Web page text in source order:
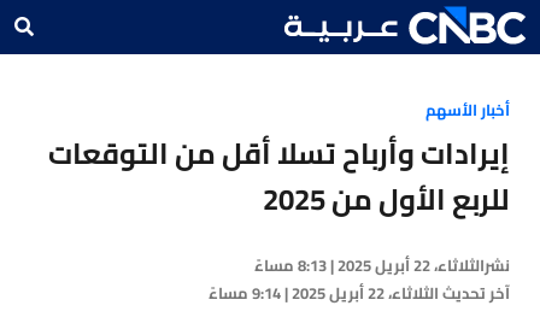
أخبار الأسهم
إيرادات وأرباح تسلا أقل من التوقعات
للربع الأول من 2025
نشرالثلاثاء، 22 أبريل 2025 | 8:13 مساءً
آخر تحديثالثلاثاء، 22 أبريل 2025 | 9:14 مساءً